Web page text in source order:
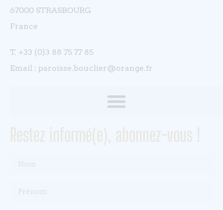
67000 STRASBOURG
France
T. +33 (0)3 88 75 77 85
Email : paroisse.bouclier@orange.fr
Restez informé(e), abonnez-vous !